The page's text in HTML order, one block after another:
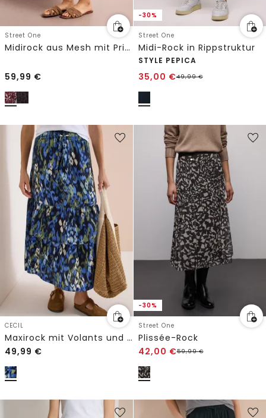
Street One
Midirock aus Mesh mit Print
59,99 €
-30%
Street One
Midi-Rock in Rippstruktur
STYLE PEPICA
35,00 €49,99€
CECIL
Maxirock mit Volants und Print
49,99 €
-30%
Street One
Plissée-Rock
42,00 €59,99€